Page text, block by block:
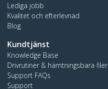
Lediga jobb
Kvalitet och efterlevnad
Blog
Kundtjänst
Knowledge Base
Drivrutiner & hämtningsbara filer
Support FAQs
Support